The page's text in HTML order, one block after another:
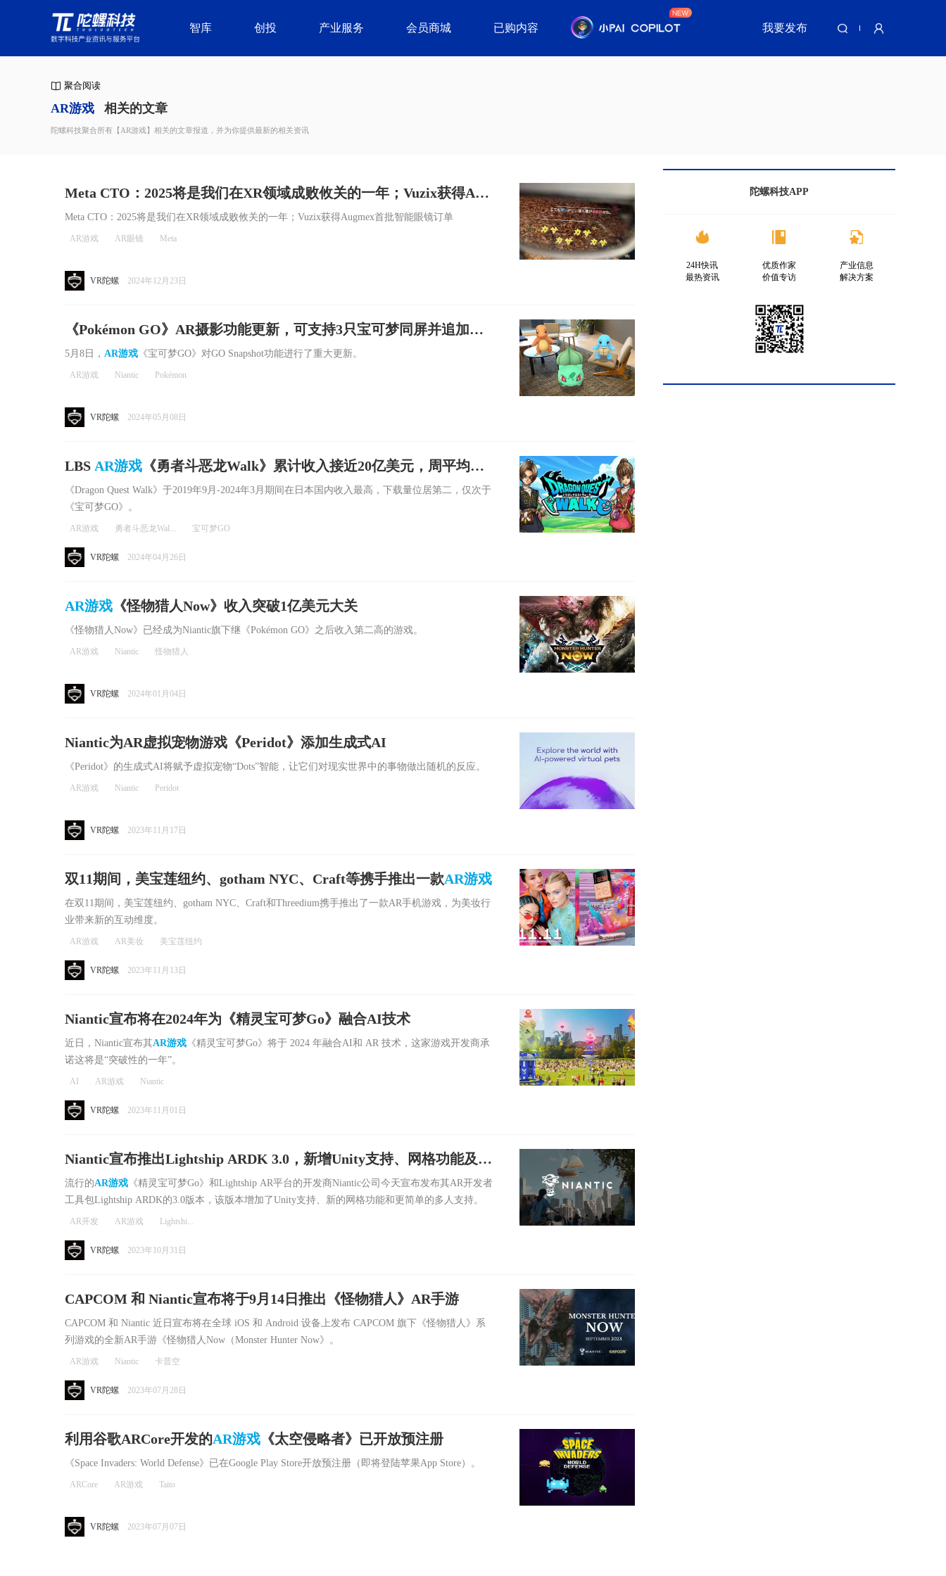
智库 创投 产业服务 会员商城 已购内容 我要发布
聚合阅读
AR游戏 相关的文章
陀螺科技聚合所有【AR游戏】相关的文章报道，并为你提供最新的相关资讯
Meta CTO：2025将是我们在XR领域成败攸关的一年；Vuzix获得Aug
mex首批智能眼镜订单
Meta CTO：2025将是我们在XR领域成败攸关的一年；Vuzix获得Augmex首批智能眼镜订单
AR游戏 AR眼镜 Meta
VR陀螺 2024年12月23日
《Pokémon GO》AR摄影功能更新，可支持3只宝可梦同屏并追加贴
纸装饰
5月8日， AR游戏 《宝可梦GO》对GO Snapshot功能进行了重大更新。
AR游戏 Niantic Pokémon
VR陀螺 2024年05月08日
LBS AR游戏 《勇者斗恶龙Walk》累计收入接近20亿美元，周平均游
戏时长超过《宝可梦GO》
《Dragon Quest Walk》于2019年9月-2024年3月期间在日本国内收入最高，下载量位居第二，仅次于
《宝可梦GO》。
AR游戏 勇者斗恶龙Wal... 宝可梦GO
VR陀螺 2024年04月26日
AR游戏 《怪物猎人Now》收入突破1亿美元大关
《怪物猎人Now》已经成为Niantic旗下继《Pokémon GO》之后收入第二高的游戏。
AR游戏 Niantic 怪物猎人
VR陀螺 2024年01月04日
Niantic为AR虚拟宠物游戏《Peridot》添加生成式AI
《Peridot》的生成式AI将赋予虚拟宠物“Dots”智能，让它们对现实世界中的事物做出随机的反应。
AR游戏 Niantic Peridot
VR陀螺 2023年11月17日
双11期间，美宝莲纽约、gotham NYC、Craft等携手推出一款AR游戏
在双11期间，美宝莲纽约、gotham NYC、Craft和Threedium携手推出了一款AR手机游戏，为美妆行
业带来新的互动维度。
AR游戏 AR美妆 美宝莲纽约
VR陀螺 2023年11月13日
Niantic宣布将在2024年为《精灵宝可梦Go》融合AI技术
近日，Niantic宣布其AR游戏 《精灵宝可梦Go》将于 2024 年融合AI和 AR 技术，这家游戏开发商承
诺这将是“突破性的一年”。
AI AR游戏 Niantic
VR陀螺 2023年11月01日
Niantic宣布推出Lightship ARDK 3.0，新增Unity支持、网格功能及多
人支持
流行的AR游戏 《精灵宝可梦Go》和Lightship AR平台的开发商Niantic公司今天宣布发布其AR开发者
工具包Lightship ARDK的3.0版本，该版本增加了Unity支持、新的网格功能和更简单的多人支持。
AR开发 AR游戏 Lightshi...
VR陀螺 2023年10月31日
CAPCOM 和 Niantic宣布将于9月14日推出《怪物猎人》AR手游
CAPCOM 和 Niantic 近日宣布将在全球 iOS 和 Android 设备上发布 CAPCOM 旗下《怪物猎人》系
列游戏的全新AR手游《怪物猎人Now（Monster Hunter Now》。
AR游戏 Niantic 卡普空
VR陀螺 2023年07月28日
利用谷歌ARCore开发的AR游戏 《太空侵略者》已开放预注册
《Space Invaders: World Defense》已在Google Play Store开放预注册（即将登陆苹果App Store）。
ARCore AR游戏 Taito
VR陀螺 2023年07月07日
陀螺科技APP
24H快讯
最热资讯
优质作家
价值专访
产业信息
解决方案